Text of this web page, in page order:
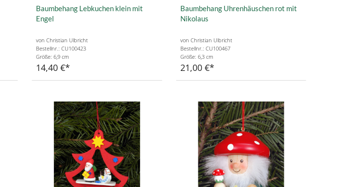
Baumbehang Lebkuchen klein mit
Engel
von Christian Ulbricht
Bestellnr.: CU100423
Größe: 6,9 cm
14,40 €
Baumbehang Uhrenhäuschen rot mit
Nikolaus
von Christian Ulbricht
Bestellnr.: CU100467
Größe: 6,3 cm
21,00 €